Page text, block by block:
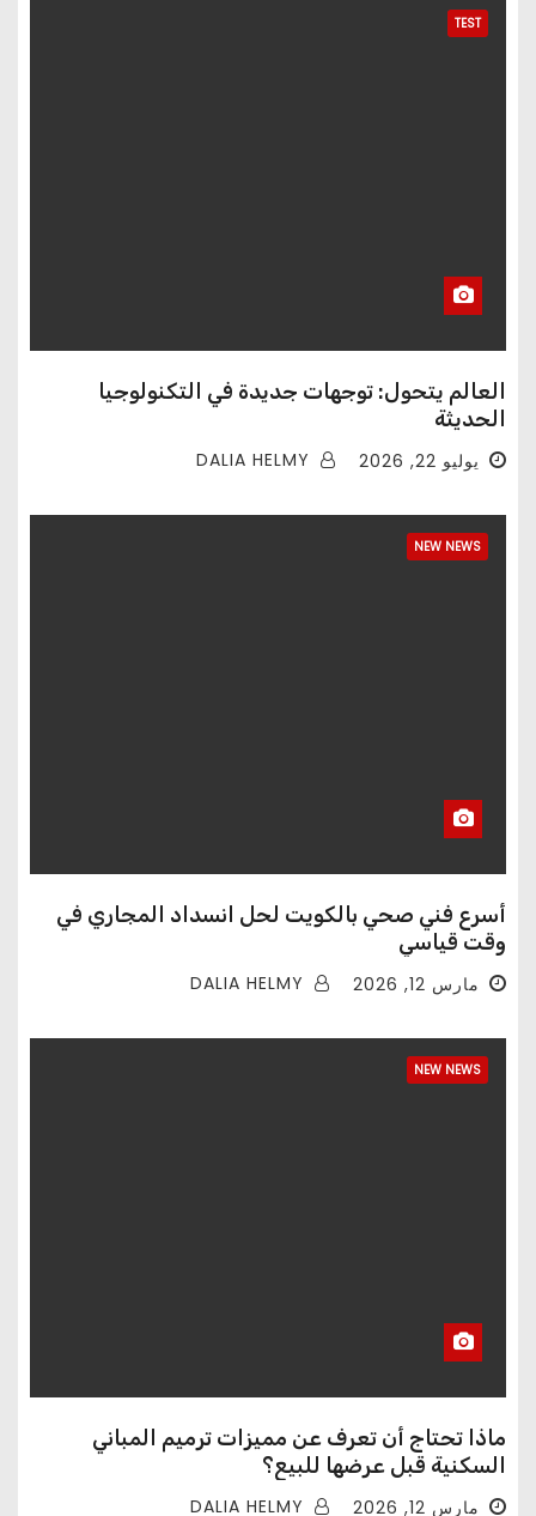
TEST
العالم يتحول: توجهات جديدة في التكنولوجيا
الحديثة
يوليو 22, 2026
NEW NEWS
أسرع فني صحي بالكويت لحل انسداد المجاري في
وقت قياسي
مارس 12, 2026
NEW NEWS
ماذا تحتاج أن تعرف عن مميزات ترميم المباني
السكنية قبل عرضها للبيع؟
مارس 12, 2026